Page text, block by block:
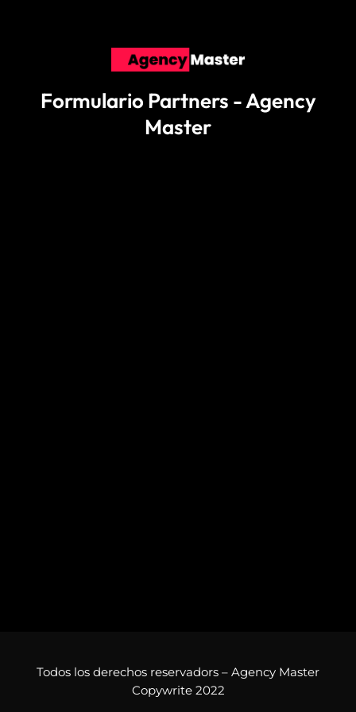
Formulario Partners - Agency
Master
Todos los derechos reservadors – Agency Master
Copywrite 2022